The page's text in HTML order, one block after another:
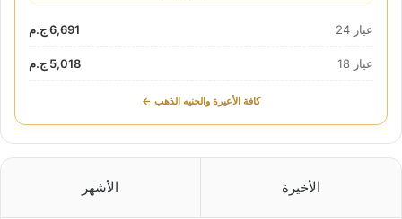
عيار 24 6,691 ج.م
عيار 18 5,018 ج.م
كافة الأعيرة والجنيه الذهب ←
الأخيرة الأشهر